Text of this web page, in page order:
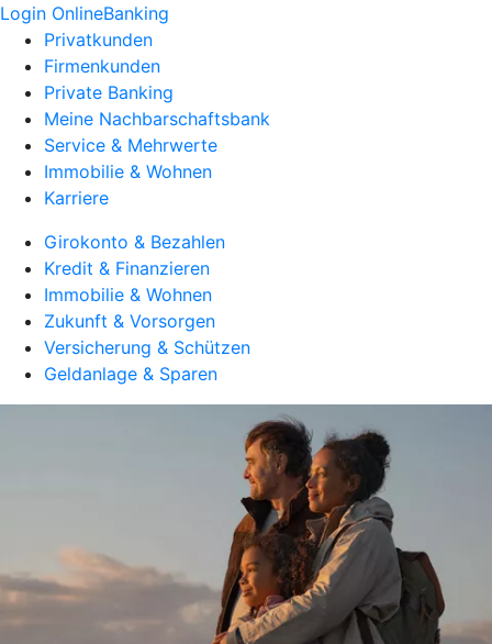
Login OnlineBanking
Privatkunden
Firmenkunden
Private Banking
Meine Nachbarschaftsbank
Service & Mehrwerte
Immobilie & Wohnen
Karriere
Girokonto & Bezahlen
Kredit & Finanzieren
Immobilie & Wohnen
Zukunft & Vorsorgen
Versicherung & Schützen
Geldanlage & Sparen